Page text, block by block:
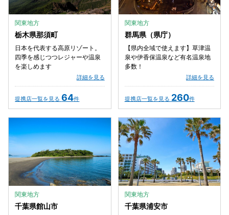
関東地方
栃木県那須町
日本を代表する高原リゾート。
四季を感じつつレジャーや温泉
を楽しめます
詳細を見る
提携店一覧を見る64件
関東地方
群馬県（県庁）
【県内全域で使えます】草津温
泉や伊香保温泉など有名温泉地
多数！
詳細を見る
提携店一覧を見る 260件
関東地方
千葉県館山市
関東地方
千葉県浦安市